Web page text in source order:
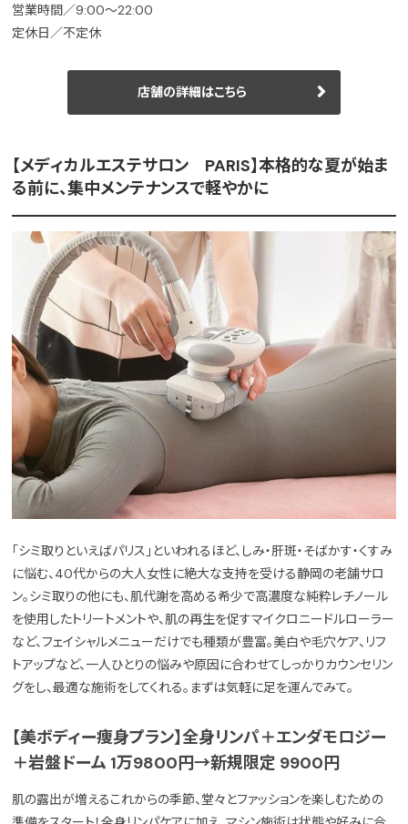
営業時間／9:00～22:00
定休日／不定休
店舗の詳細はこちら
【メディカルエステサロン PARIS】本格的な夏が始ま
る前に、集中メンテナンスで軽やかに
「シミ取りといえばパリス」といわれるほど、しみ・肝斑・そばかす・くすみ
に悩む、40代からの大人女性に絶大な支持を受ける静岡の老舗サロ
ン。シミ取りの他にも、肌代謝を高める希少で高濃度な純粋レチノール
を使用したトリートメントや、肌の再生を促すマイクロニードルローラー
など、フェイシャルメニューだけでも種類が豊富。美白や毛穴ケア、リフ
トアップなど、一人ひとりの悩みや原因に合わせてしっかりカウンセリン
グをし、最適な施術をしてくれる。まずは気軽に足を運んでみて。
【美ボディー痩身プラン】全身リンパ＋エンダモロジー
＋岩盤ドーム 1万9800円→新規限定 9900円
肌の露出が増えるこれからの季節、堂々とファッションを楽しむための